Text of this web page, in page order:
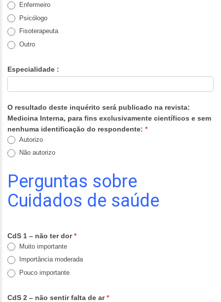
Enfermeiro
Psicólogo
Fisoterapeuta
Outro
Especialidade :
O resultado deste inquérito será publicado na revista:
Medicina Interna, para fins exclusivamente científicos e sem
nenhuma identificação do respondente: *
Autorizo
Não autorizo
Perguntas sobre
Cuidados de saúde
CdS 1 – não ter dor*
Muito importante
Importância moderada
Pouco importante
CdS 2 – não sentir falta de ar*